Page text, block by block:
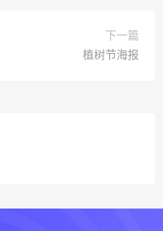
下一篇
植树节海报